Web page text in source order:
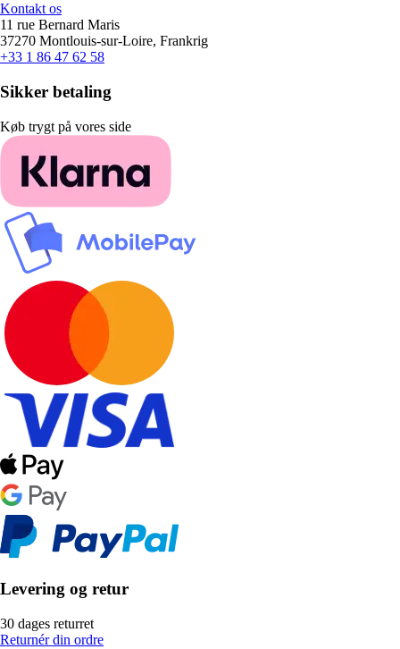
Kontakt os
11 rue Bernard Maris
37270 Montlouis-sur-Loire, Frankrig
+33 1 86 47 62 58
Sikker betaling
Køb trygt på vores side
Levering og retur
30 dages returret
Returnér din ordre